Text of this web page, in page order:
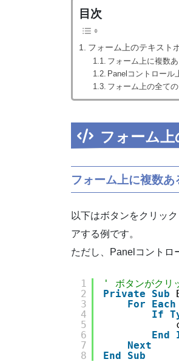
目次
フォーム上のテキスト
フォーム上に複数
Panelコントロール
フォーム上の全て
フォーム
フォーム上に複数
以下はボタンをクリッ
アする例です。
ただし、Panelコントロ
1
2
3
4
5
6
7
8
' ボタンがクリ
Private
Sub
For
Each
If
End
Next
End
Sub